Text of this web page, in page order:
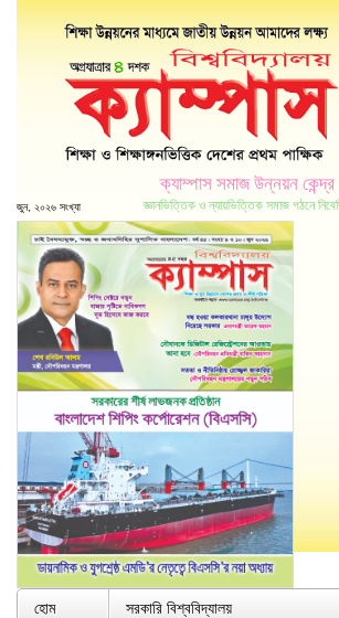
ক্যাম্পাস সমাজ উন্নয়ন কেন্দ্র
জ্ঞানভিত্তিক ও ন্যায়ভিত্তিক সমাজ গঠনে
জুন, ২০২৬ সংখ্যা
হোম
সরকারি বিশ্ববিদ্যালয়